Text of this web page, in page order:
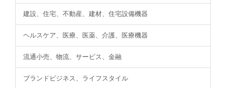
建設、住宅、不動産、建材、住宅設備機器
ヘルスケア、医療、医薬、介護、医療機器
流通小売、物流、サービス、金融
ブランドビジネス、ライフスタイル